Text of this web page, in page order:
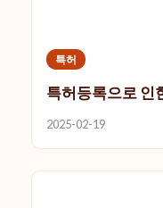
특허
특허등록으로 인
2025-02-19